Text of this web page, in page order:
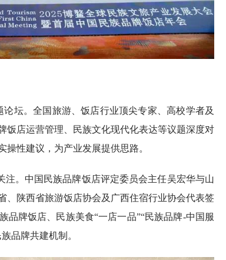
论坛。全国旅游、饭店行业顶尖专家、高校学者及
饭店运营管理、民族文化现代化表达等议题深度对
性建议，为产业发展提供思路。
注。中国民族品牌饭店评定委员会主任吴宏华与山
、陕西省旅游饭店协会及广西住宿行业协会代表签
品牌饭店、民族美食“一店一品”“民族品牌-中国服
品牌共建机制。